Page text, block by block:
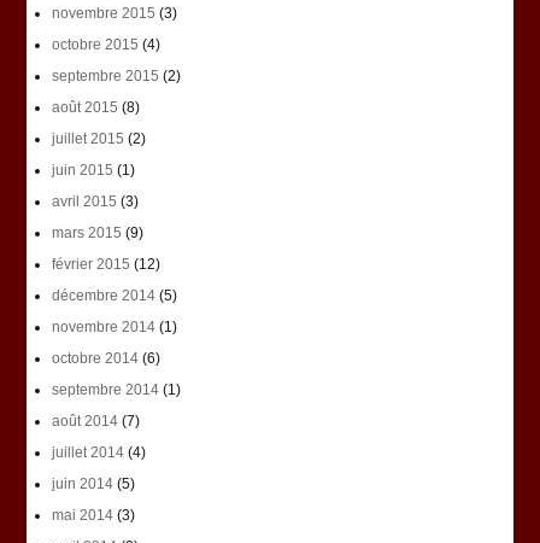
novembre 2015 (3)
octobre 2015 (4)
septembre 2015 (2)
août 2015 (8)
juillet 2015 (2)
juin 2015 (1)
avril 2015 (3)
mars 2015 (9)
février 2015 (12)
décembre 2014(5)
novembre 2014(1)
octobre 2014(6)
septembre 2014(1)
août 2014(7)
juillet 2014(4)
juin 2014(5)
mai 2014(3)